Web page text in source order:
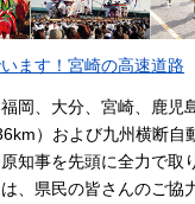
ます！宮崎の高速道路
岡、大分、宮崎、鹿児
）および九州横断自
知事を先頭に全力で取
、県民の皆さんのご協